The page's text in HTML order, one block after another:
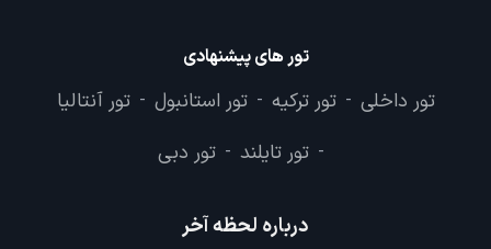
تور های پیشنهادی
تور داخلی - تور ترکیه - تور استانبول - تور آنتالیا
- تور تایلند - تور دبی
درباره لحظه آخر